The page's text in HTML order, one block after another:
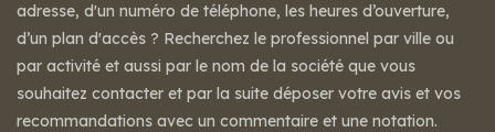
adresse, d'un numéro de téléphone, les heures d’ouverture,
d’un plan d'accès ? Recherchez le professionnel par ville ou
par activité et aussi par le nom de la société que vous
souhaitez contacter et par la suite déposer votre avis et vos
recommandations avec un commentaire et une notation.